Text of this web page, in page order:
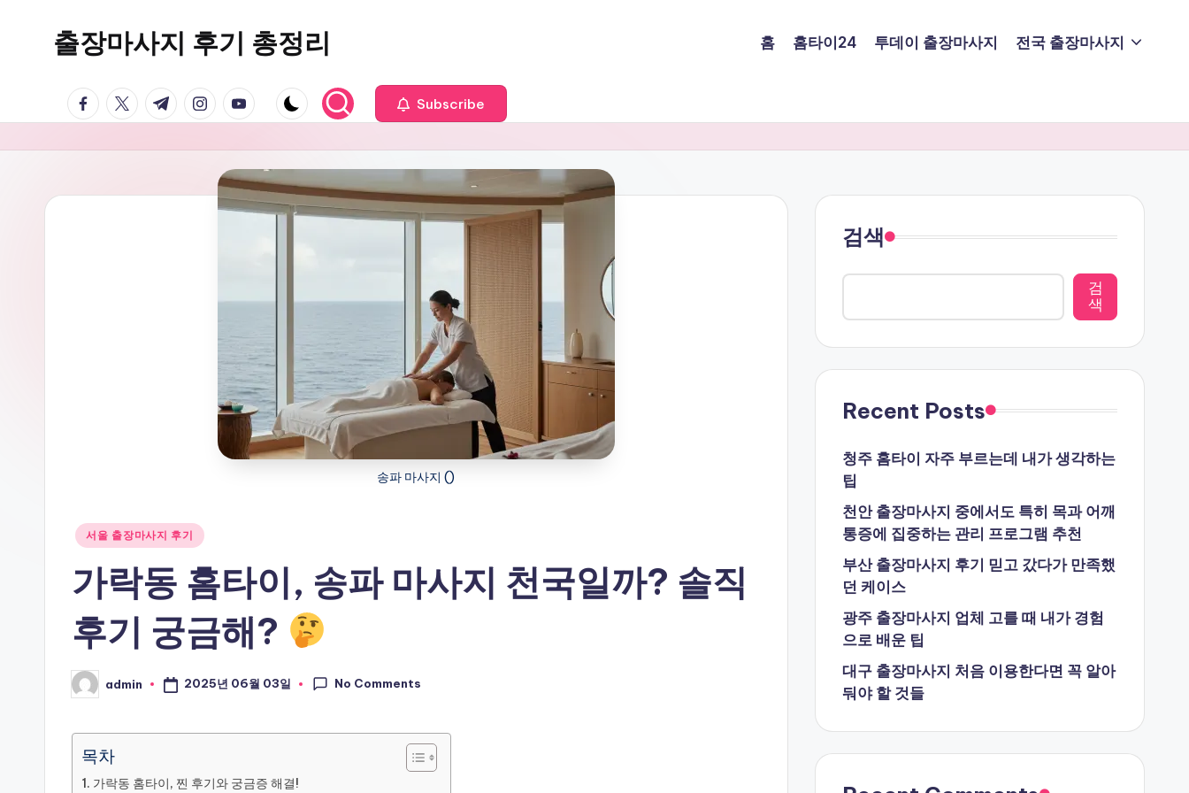
출장마사지 후기 총정리
사
지
24
홈 홈타이24 투데이 출장마사지 전국 출장마사지
facebook.com
twitter.com
t.me instagram.com
youtube.com Subscribe
송파 마사지 ()
Posted
서울 출장마사지 후기
가락동 홈타이, 송파 마사지 천국일까? 솔직
후기 궁금해?
Posted
by
admin 2025년 06월 03일 No Comments
목차
가락동 홈타이, 찐 후기와 궁금증 해결!
검색
검
색
Recent Posts
청주 홈타이 자주 부르는데 내가 생각하는
팁
천안 출장마사지 중에서도 특히 목과 어깨
통증에 집중하는 관리 프로그램 추천
부산 출장마사지 후기 믿고 갔다가 만족했
던 케이스
광주 출장마사지 업체 고를 때 내가 경험
으로 배운 팁
대구 출장마사지 처음 이용한다면 꼭 알아
둬야 할 것들